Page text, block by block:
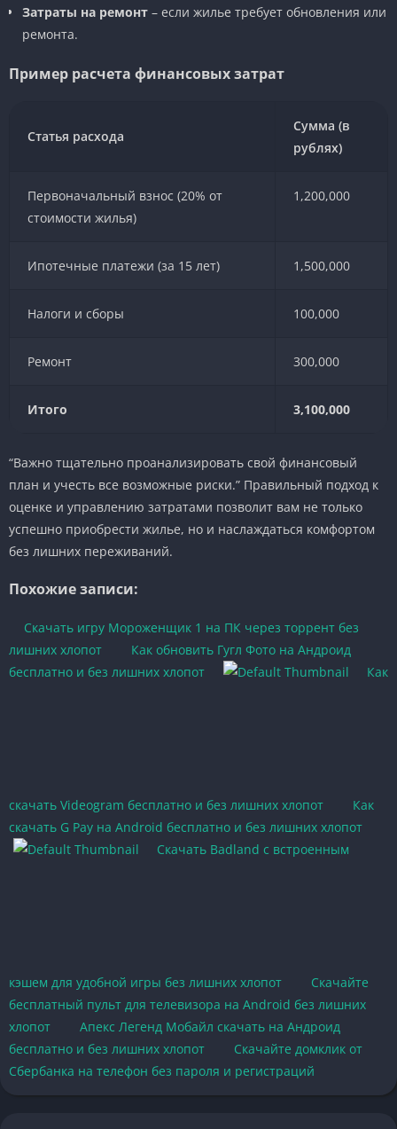
Затраты на ремонт – если жилье требует обновления или
ремонта.
Пример расчета финансовых затрат
Статья расхода
Сумма (в
рублях)
Первоначальный взнос (20% от
стоимости жилья)
1,200,000
Ипотечные платежи (за 15 лет) 1,500,000
Налоги и сборы 100,000
Ремонт 300,000
Итого 3,100,000
“Важно тщательно проанализировать свой финансовый
план и учесть все возможные риски.” Правильный подход к
оценке и управлению затратами позволит вам не только
успешно приобрести жилье, но и наслаждаться комфортом
без лишних переживаний.
Похожие записи:
Скачать игру Мороженщик 1 на ПК через торрент без
лишних хлопот
Как обновить Гугл Фото на Андроид
бесплатно и без лишних хлопот
Как
скачать Videogram бесплатно и без лишних хлопот
Как
скачать G Pay на Android бесплатно и без лишних хлопот
Скачать Badland с встроенным
кэшем для удобной игры без лишних хлопот
Скачайте
бесплатный пульт для телевизора на Android без лишних
хлопот
Апекс Легенд Мобайл скачать на Андроид
бесплатно и без лишних хлопот
Скачайте домклик от
Сбербанка на телефон без пароля и регистраций